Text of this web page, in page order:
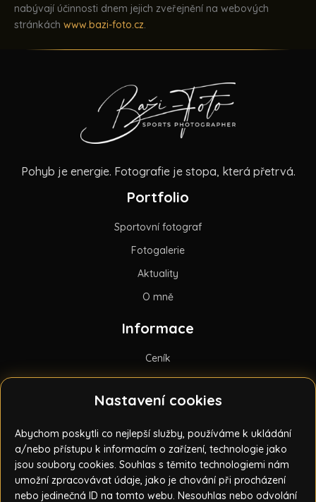
Nastavení cookies
Abychom poskytli co nejlepší služby, používáme k ukládání
a/nebo přístupu k informacím o zařízení, technologie jako
jsou soubory cookies. Souhlas s těmito technologiemi nám
umožní zpracovávat údaje, jako je chování při procházení
nebo jedinečná ID na tomto webu. Nesouhlas nebo odvolání
nabývají účinnosti dnem jejich zveřejnění na webových
stránkách www.bazi-foto.cz.
Pohyb je energie. Fotografie je stopa, která přetrvá.
Portfolio
Sportovní fotograf
Fotogalerie
Aktuality
O mně
Informace
Ceník
Obchodní podmínky
Licenční podmínky
GDPR
Kontakt
Aleš Bažout